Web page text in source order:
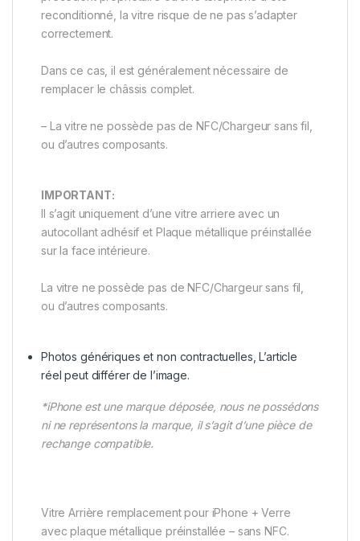
reconditionné, la vitre risque de ne pas s’adapter
correctement.
Dans ce cas, il est généralement nécessaire de
remplacer le châssis complet.
– La vitre ne possède pas de NFC/Chargeur sans fil,
ou d’autres composants.
IMPORTANT:
Il s’agit uniquement d’une vitre arriere avec un
autocollant adhésif et Plaque métallique préinstallée
sur la face intérieure.
La vitre ne possède pas de NFC/Chargeur sans fil,
ou d’autres composants.
Photos génériques et non contractuelles, L’article
réel peut différer de l’image.
*iPhone est une marque déposée, nous ne possédons
ni ne représentons la marque, il s’agit d’une pièce de
rechange compatible.
Vitre Arrière remplacement pour iPhone + Verre
avec plaque métallique préinstallée – sans NFC.